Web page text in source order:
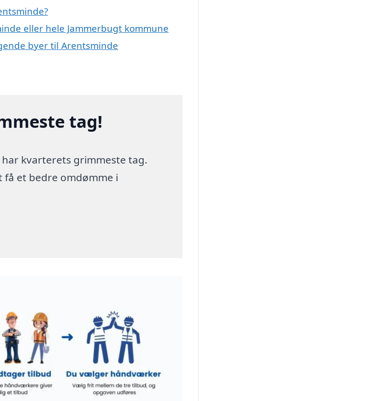
eller hele Jammerbugt kommune
byer til Arentsminde
tag!
kvarterets grimmeste tag.
få et bedre omdømme i